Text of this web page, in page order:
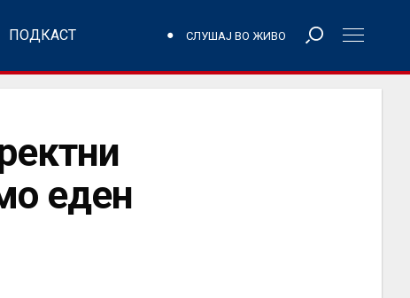
ПОДКАСТ СЛУШАЈ ВО ЖИВО
еден